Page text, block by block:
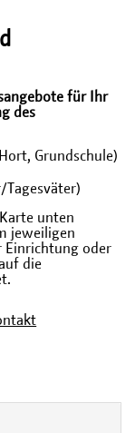
für Ihr
des
Grundschule)
Tagesväter)
unten
jeweiligen
Einrichtung oder
die